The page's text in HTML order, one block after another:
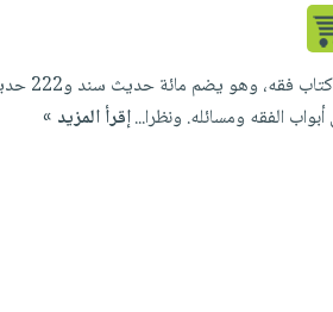
الفقه ومسائله. ونظرا...إقرأ المزيد »